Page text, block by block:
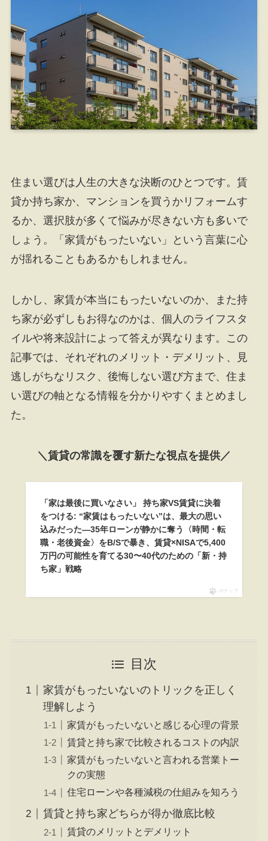
住まい選びは人生の大きな決断のひとつです。賃
貸か持ち家か、マンションを買うかリフォームす
るか、選択肢が多くて悩みが尽きない方も多いで
しょう。「家賃がもったいない」という言葉に心
が揺れることもあるかもしれません。
しかし、家賃が本当にもったいないのか、また持
ち家が必ずしもお得なのかは、個人のライフスタ
イルや将来設計によって答えが異なります。この
記事では、それぞれのメリット・デメリット、見
逃しがちなリスク、後悔しない選び方まで、住ま
い選びの軸となる情報を分かりやすくまとめまし
た。
＼賃貸の常識を覆す新たな視点を提供／
「家は最後に買いなさい」 持ち家VS賃貸に決着
をつける: “家賃はもったいない”は、最大の思い
込みだった―35年ローンが静かに奪う〈時間・転
職・老後資金〉をB/Sで暴き、賃貸×NISAで5,400
万円の可能性を育てる30〜40代のための「新・持
ち家」戦略
ポチップ
目次
家賃がもったいないのトリックを正しく
理解しよう
家賃がもったいないと感じる心理の背景
賃貸と持ち家で比較されるコストの内訳
家賃がもったいないと言われる営業トー
クの実態
住宅ローンや各種減税の仕組みを知ろう
賃貸と持ち家どちらが得か徹底比較
賃貸のメリットとデメリット